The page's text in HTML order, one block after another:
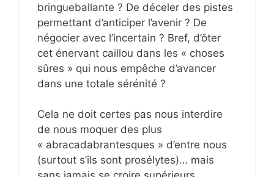
bringueballante ? De déceler des pistes
permettant d’anticiper l’avenir ? De
négocier avec l’incertain ? Bref, d’ôter
cet énervant caillou dans les « choses
sûres » qui nous empêche d’avancer
dans une totale sérénité ?
Cela ne doit certes pas nous interdire
de nous moquer des plus
« abracadabrantesques » d’entre nous
(surtout s’ils sont prosélytes)… mais